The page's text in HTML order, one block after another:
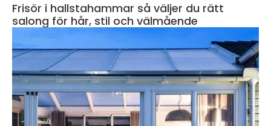
Frisör i hallstahammar så väljer du rätt
salong för hår, stil och välmående